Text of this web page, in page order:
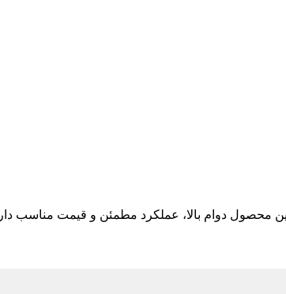
محصول دوام بالا، عملکرد مطمئن و قیمت مناسب